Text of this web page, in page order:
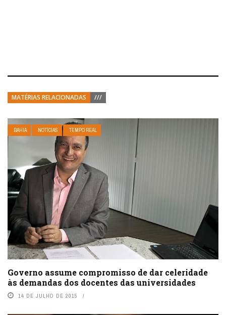
MATÉRIAS RELACIONADAS ///
BAHIA NOTÍCIAS TEMPO REAL
Governo assume compromisso de dar celeridade
às demandas dos docentes das universidades
14 DE JULHO DE 2015